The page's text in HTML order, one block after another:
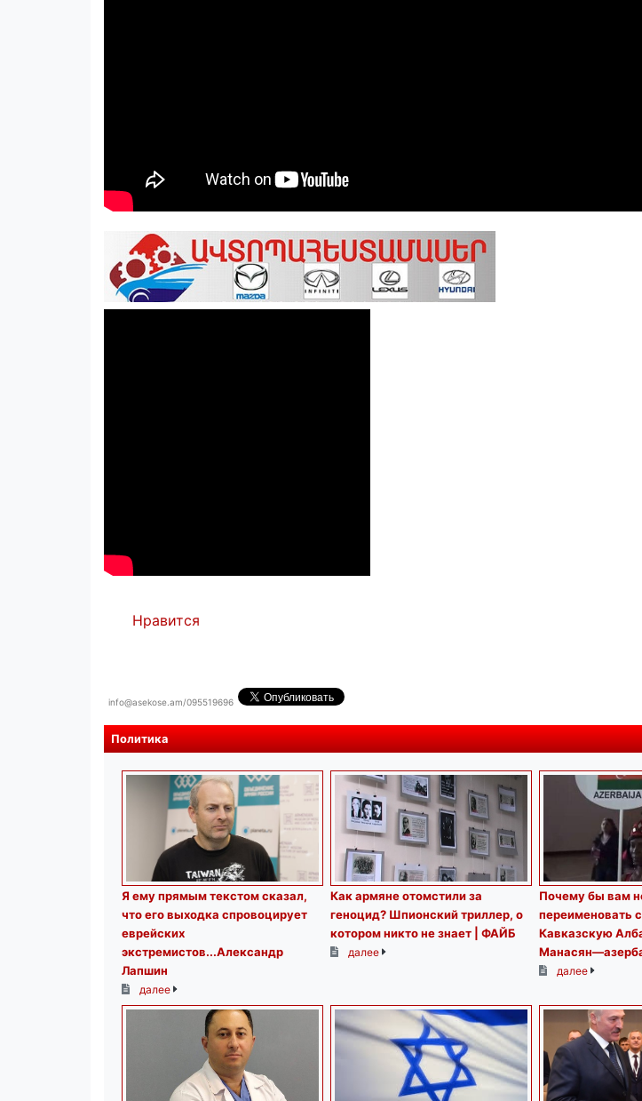
Нравится
info@asekose.am/095519696
Политика
Я ему прямым текстом сказал,
что его выходка спровоцирует
еврейских
экстремистов...Александр
Лапшин
далее
Как армяне отомстили за
геноцид? Шпионский триллер, о
котором никто не знает | ФАЙБ
далее
Почему бы вам
переименовать
Кавказскую
далее